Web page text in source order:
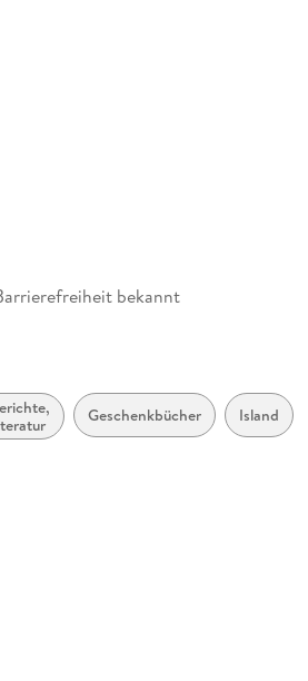
Burger
bekannt
Geschenkbücher Island